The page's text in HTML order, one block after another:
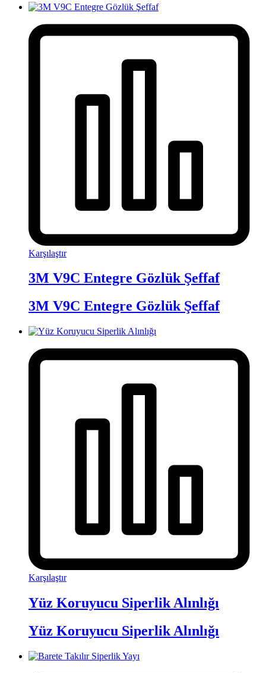
Karşılaştır
3M V9C Entegre Gözlük Şeffaf
3M V9C Entegre Gözlük Şeffaf
Karşılaştır
Yüz Koruyucu Siperlik Alınlığı
Yüz Koruyucu Siperlik Alınlığı